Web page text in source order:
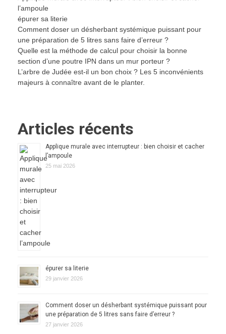
l’ampoule
épurer sa literie
Comment doser un désherbant systémique puissant pour
une préparation de 5 litres sans faire d’erreur ?
Quelle est la méthode de calcul pour choisir la bonne
section d’une poutre IPN dans un mur porteur ?
L’arbre de Judée est-il un bon choix ? Les 5 inconvénients
majeurs à connaître avant de le planter.
Articles récents
Applique murale avec interrupteur : bien choisir et cacher
l’ampoule
25 mai 2026
épurer sa literie
29 janvier 2026
Comment doser un désherbant systémique puissant pour
une préparation de 5 litres sans faire d’erreur ?
27 janvier 2026